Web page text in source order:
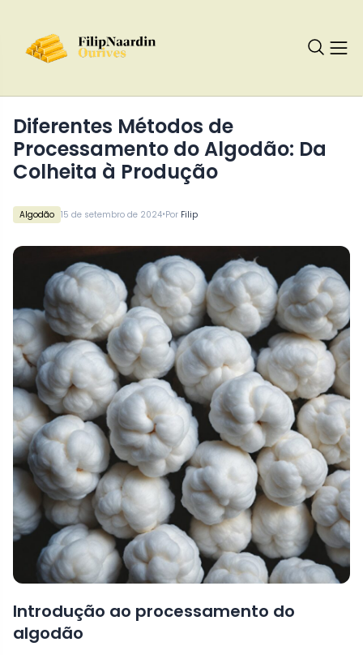
Algodão 15 de setembro de 2024•Por Filip
Diferentes Métodos de
Processamento do Algodão: Da
Colheita à Produção
Introdução ao processamento do
algodão